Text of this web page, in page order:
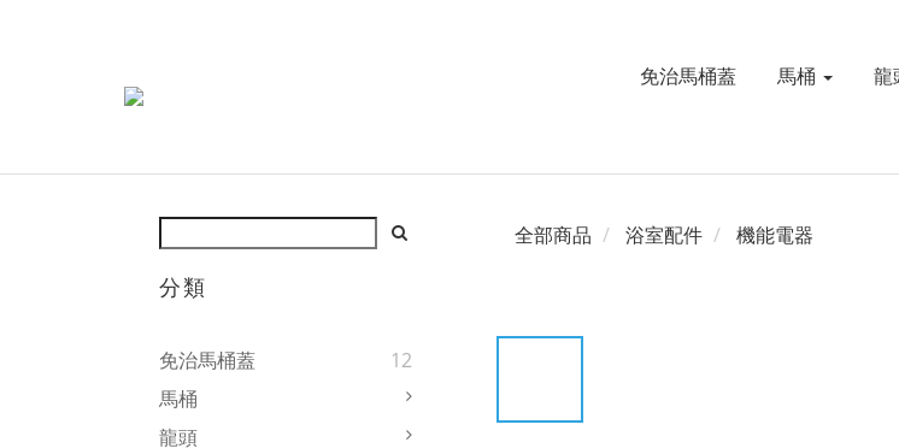
免治馬桶蓋 馬桶 龍
分類
免治馬桶蓋
12
馬桶
龍頭
全部商品 浴室配件 機能電器